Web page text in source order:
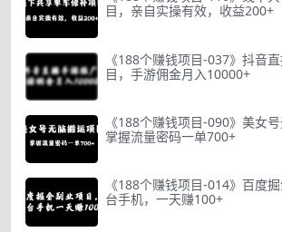
目，亲自实操有效，收益200+
《188个赚钱项目-037》抖音
目，手游佣金月入10000+
《188个赚钱项目-090》美女号
掌握流量密码一单700+
《188个赚钱项目-014》百度
台手机，一天赚100+